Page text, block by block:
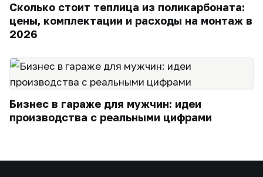
Сколько стоит теплица из поликарбоната:
цены, комплектации и расходы на монтаж в
2026
Бизнес в гараже для мужчин: идеи
производства с реальными цифрами